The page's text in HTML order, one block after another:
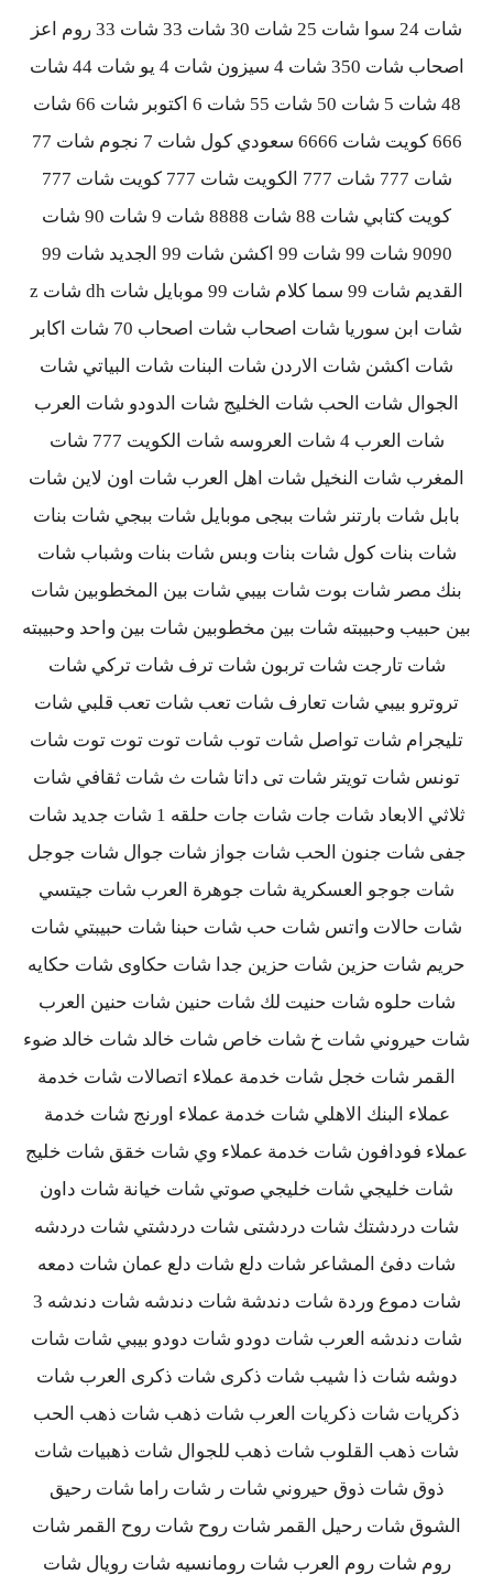
شات 24 سوا شات 25 شات 30 شات 33 شات 33 روم اعز
اصحاب شات 350 شات 4 سيزون شات 4 يو شات 44 شات
48 شات 5 شات 50 شات 55 شات 6 اكتوبر شات 66 شات
666 كويت شات 6666 سعودي كول شات 7 نجوم شات 77
شات 777 شات 777 الكويت شات 777 كويت شات 777
كويت كتابي شات 88 شات 8888 شات 9 شات 90 شات
9090 شات 99 شات 99 اكشن شات 99 الجديد شات 99
القديم شات 99 سما كلام شات 99 موبايل شات dh شات z
شات ابن سوريا شات اصحاب شات اصحاب 70 شات اكابر
شات اكشن شات الاردن شات البنات شات البياتي شات
الجوال شات الحب شات الخليج شات الدودو شات العرب
شات العرب 4 شات العروسه شات الكويت 777 شات
المغرب شات النخيل شات اهل العرب شات اون لاين شات
بابل شات بارتنر شات ببجى موبايل شات ببجي شات بنات
شات بنات كول شات بنات وبس شات بنات وشباب شات
بنك مصر شات بوت شات بيبي شات بين المخطوبين شات
بين حبيب وحبيبته شات بين مخطوبين شات بين واحد وحبيبته
شات تارجت شات تربون شات ترف شات تركي شات
تروترو بيبي شات تعارف شات تعب شات تعب قلبي شات
تليجرام شات تواصل شات توب شات توت توت توت شات
تونس شات تويتر شات تى داتا شات ث شات ثقافي شات
ثلاثي الابعاد شات جات شات جات حلقه 1 شات جديد شات
جفى شات جنون الحب شات جواز شات جوال شات جوجل
شات جوجو العسكرية شات جوهرة العرب شات جيتسي
شات حالات واتس شات حب شات حبنا شات حبيبتي شات
حريم شات حزين شات حزين جدا شات حكاوى شات حكايه
شات حلوه شات حنيت لك شات حنين شات حنين العرب
شات حيروني شات خ شات خاص شات خالد شات خالد ضوء
القمر شات خجل شات خدمة عملاء اتصالات شات خدمة
عملاء البنك الاهلي شات خدمة عملاء اورنج شات خدمة
عملاء فودافون شات خدمة عملاء وي شات خقق شات خليج
شات خليجي شات خليجي صوتي شات خيانة شات داون
شات دردشتك شات دردشتى شات دردشتي شات دردشه
شات دفئ المشاعر شات دلع شات دلع عمان شات دمعه
شات دموع وردة شات دندشة شات دندشه شات دندشه 3
شات دندشه العرب شات دودو شات دودو بيبي شات شات
دوشه شات ذا شيب شات ذكرى شات ذكرى العرب شات
ذكريات شات ذكريات العرب شات ذهب شات ذهب الحب
شات ذهب القلوب شات ذهب للجوال شات ذهبيات شات
ذوق شات ذوق حيروني شات ر شات راما شات رحيق
الشوق شات رحيل القمر شات روح شات روح القمر شات
روم شات روم العرب شات رومانسيه شات رويال شات